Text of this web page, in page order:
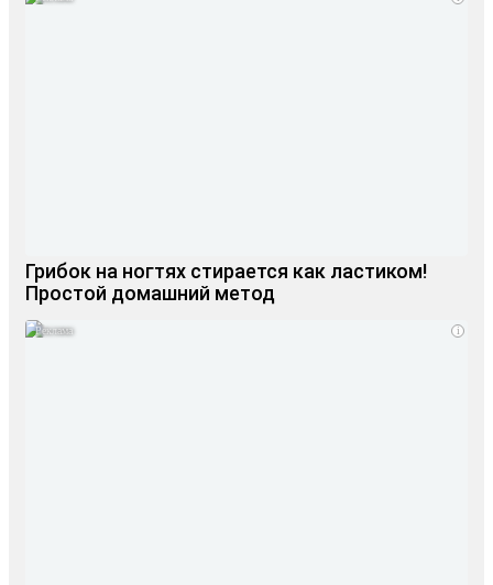
Грибок на ногтях стирается как ластиком!
Простой домашний метод
i